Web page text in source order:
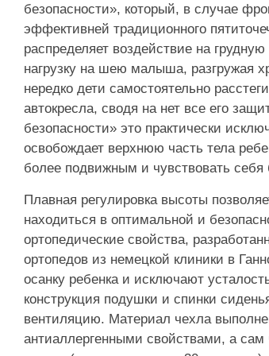
безопасности», который, в случае
эффективней традиционного
распределяет воздействие на
нагрузку на шею малыша, разгружая
нередко дети самостоятельно
автокресла, сводя на нет все его
безопасности» это практически
освобождает верхнюю часть тела
более подвижным и чувствовать
Плавная регулировка высоты
находиться в оптимальной и
ортопедические свойства,
ортопедов из немецкой клиники в
осанку ребенка и исключают
конструкция подушки и спинки
вентиляцию. Материал чехла
антиаллергенными свойствами, а сам